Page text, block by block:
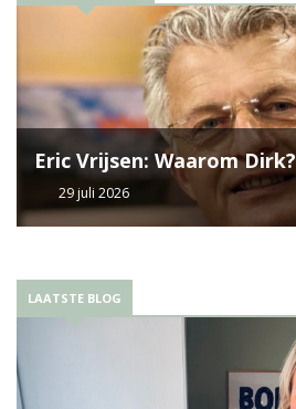
Eric Vrijsen: Waarom Dirk?
29 juli 2026
LAATSTE BLOG